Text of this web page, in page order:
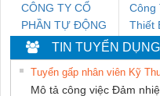
CÔNG TY CỔ
PHẦN TỰ ĐỘNG
TIẾN HƯNG
Công
Thiết
Nam
TIN TUYỂN DỤNG
Tuyển gấp nhân viên Kỹ
Mô tả công việc Đảm